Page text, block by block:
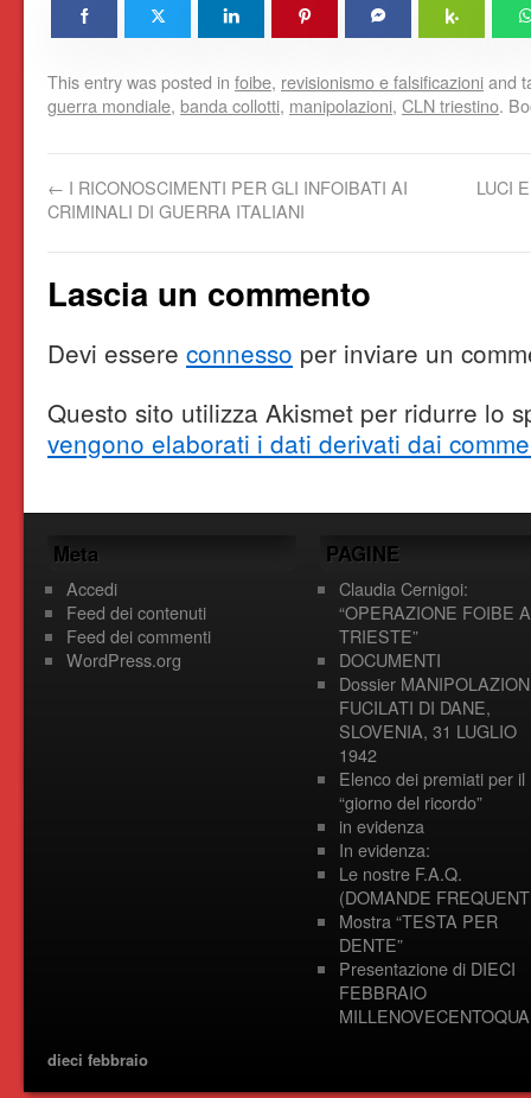
This entry was posted in foibe, revisionismo e falsificazioniand
guerra mondiale, banda collotti, manipolazioni, CLN triestino.
← I RICONOSCIMENTI PER GLI INFOIBATI AI
CRIMINALI DI GUERRA ITALIANI
LUCI
Lascia un commento
Devi essere connesso per inviare un
Questo sito utilizza Akismet per ridurre lo
vengono elaborati i dati derivati dai
Meta
Accedi
Feed dei contenuti
Feed dei commenti
WordPress.org
PAGINE
Claudia Cernigoi:
“OPERAZIONE FOIBE A
TRIESTE”
DOCUMENTI
Dossier
FUCILATI DI DANE,
SLOVENIA, 31 LUGLIO
1942
Elenco dei premiati per il
“giorno del ricordo”
in evidenza
In evidenza:
Le nostre F.A.Q.
(DOMANDE
Mostra “TESTA PER
DENTE”
Presentazione di DIECI
FEBBRAIO
dieci febbraio